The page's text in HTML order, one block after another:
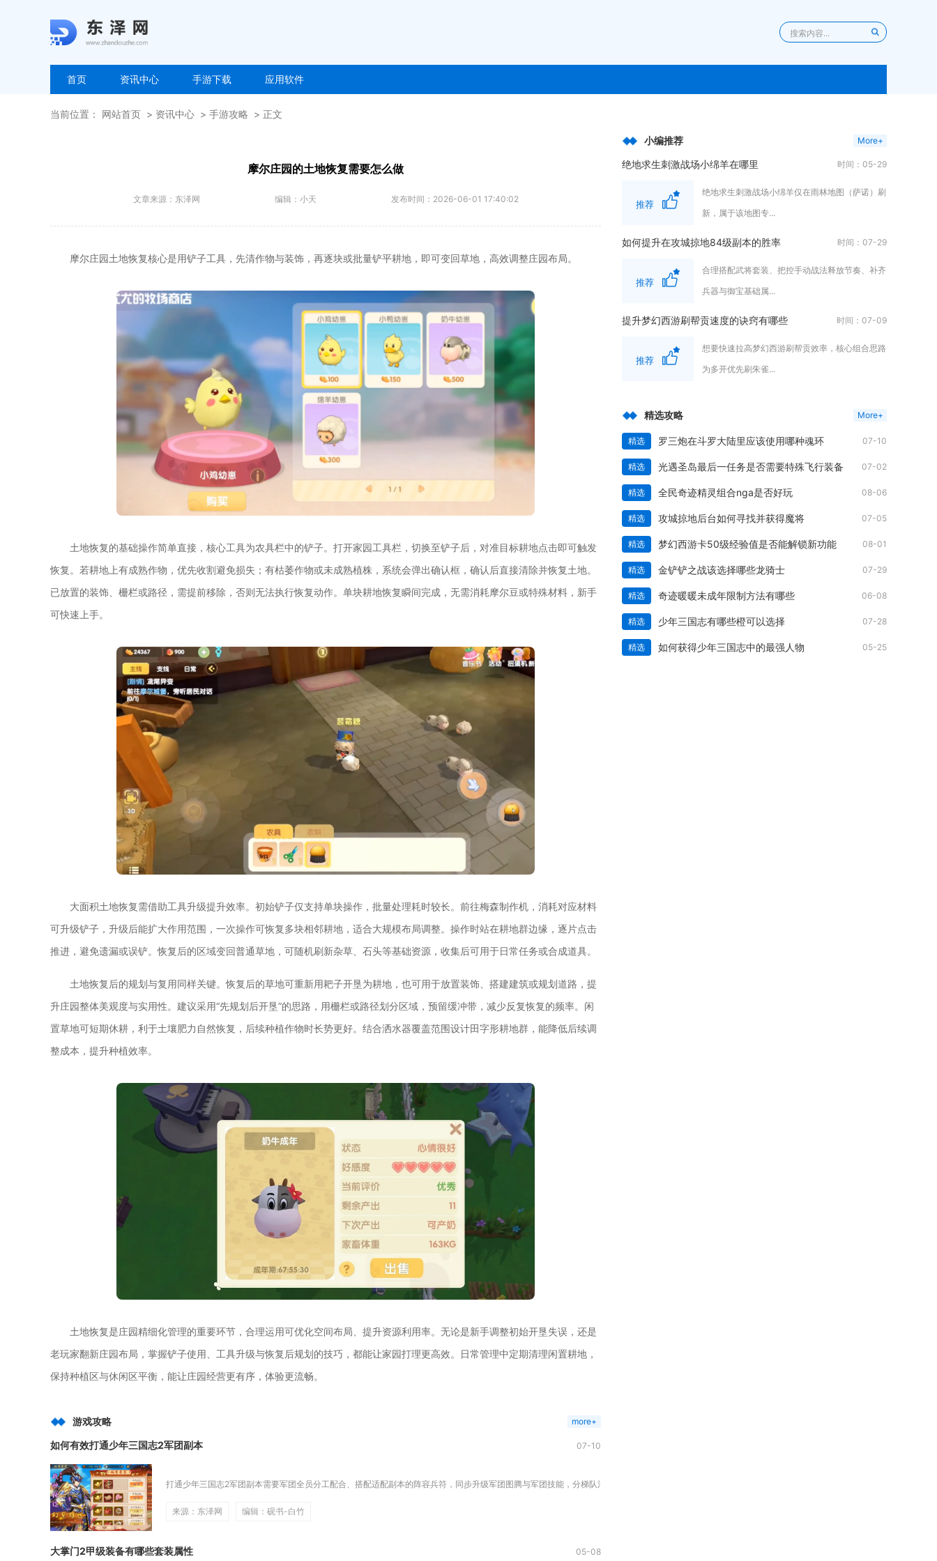
首页 资讯中心 手游下载 应用软件
当前位置： 网站首页 资讯中心 手游攻略 正文
摩尔庄园的土地恢复需要怎么做
文章来源： 东泽网 编辑： 小天 发布时间： 2026-06-01 17:40:02
摩尔庄园土地恢复核心是用铲子工具，先清作物与装饰，再逐块或批量铲平耕地，即可变回草地，高效调整庄园布局。
土地恢复的基础操作简单直接，核心工具为农具栏中的铲子。打开家园工具栏，切换至铲子后，对准目标耕地点击即可触发
恢复。若耕地上有成熟作物，优先收割避免损失；有枯萎作物或未成熟植株，系统会弹出确认框，确认后直接清除并恢复土地。
已放置的装饰、栅栏或路径，需提前移除，否则无法执行恢复动作。单块耕地恢复瞬间完成，无需消耗摩尔豆或特殊材料，新手
可快速上手。
大面积土地恢复需借助工具升级提升效率。初始铲子仅支持单块操作，批量处理耗时较长。前往梅森制作机，消耗对应材料
可升级铲子，升级后能扩大作用范围，一次操作可恢复多块相邻耕地，适合大规模布局调整。操作时站在耕地群边缘，逐片点击
推进，避免遗漏或误铲。恢复后的区域变回普通草地，可随机刷新杂草、石头等基础资源，收集后可用于日常任务或合成道具。
土地恢复后的规划与复用同样关键。恢复后的草地可重新用耙子开垦为耕地，也可用于放置装饰、搭建建筑或规划道路，提
升庄园整体美观度与实用性。建议采用“先规划后开垦”的思路，用栅栏或路径划分区域，预留缓冲带，减少反复恢复的频率。闲
置草地可短期休耕，利于土壤肥力自然恢复，后续种植作物时长势更好。结合洒水器覆盖范围设计田字形耕地群，能降低后续调
整成本，提升种植效率。
土地恢复是庄园精细化管理的重要环节，合理运用可优化空间布局、提升资源利用率。无论是新手调整初始开垦失误，还是
老玩家翻新庄园布局，掌握铲子使用、工具升级与恢复后规划的技巧，都能让家园打理更高效。日常管理中定期清理闲置耕地，
保持种植区与休闲区平衡，能让庄园经营更有序，体验更流畅。
游戏攻略 more+
如何有效打通少年三国志2军团副本 07-10
打通少年三国志2军团副本需要军团全员分工配合、搭配适配副本的阵容兵符，同步升级军团图腾与军团技能，分梯队消耗挑战次数稳步...
来源：东泽网 编辑：砚书-白竹
大掌门2甲级装备有哪些套装属性 05-08
小编推荐 More+
绝地求生刺激战场小绵羊在哪里 时间：05-29
推荐
绝地求生刺激战场小绵羊仅在雨林地图（萨诺）刷
新，属于该地图专...
如何提升在攻城掠地84级副本的胜率 时间：07-29
推荐
合理搭配武将套装、把控手动战法释放节奏、补齐
兵器与御宝基础属...
提升梦幻西游刷帮贡速度的诀窍有哪些 时间：07-09
推荐
想要快速拉高梦幻西游刷帮贡效率，核心组合思路
为多开优先刷朱雀...
精选攻略 More+
精选 罗三炮在斗罗大陆里应该使用哪种魂环 07-10
精选 光遇圣岛最后一任务是否需要特殊飞行装备 07-02
精选 全民奇迹精灵组合nga是否好玩 08-06
精选 攻城掠地后台如何寻找并获得魔将 07-05
精选 梦幻西游卡50级经验值是否能解锁新功能 08-01
精选 金铲铲之战该选择哪些龙骑士 07-29
精选 奇迹暖暖未成年限制方法有哪些 06-08
精选 少年三国志有哪些橙可以选择 07-28
精选 如何获得少年三国志中的最强人物 05-25